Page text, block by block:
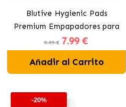
Blutive Hygienic Pads
Premium Empapadores para
Perros 60x60 cm
9.99 € 7.99 €
Añadir al Carrito
-20%